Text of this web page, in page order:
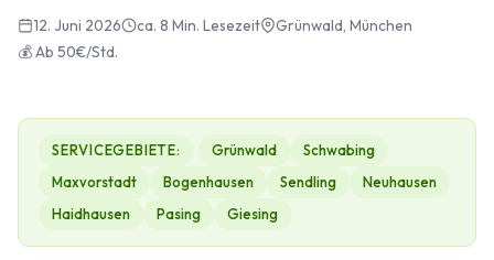
12. Juni 2026 ca. 8 Min. Lesezeit
Grünwald, München
💰 Ab 50€/Std.
SERVICEGEBIETE: Grünwald
Schwabing
Maxvorstadt
Bogenhausen Sendling
Neuhausen
Haidhausen
Pasing Giesing